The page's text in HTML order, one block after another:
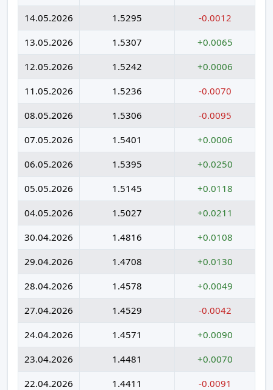
14.05.2026
1.5295
-0.0012
13.05.2026
1.5307
+0.0065
12.05.2026
1.5242
+0.0006
11.05.2026
1.5236
-0.0070
08.05.2026
1.5306
-0.0095
07.05.2026
1.5401
+0.0006
06.05.2026
1.5395
+0.0250
05.05.2026
1.5145
+0.0118
04.05.2026
1.5027
+0.0211
30.04.2026
1.4816
+0.0108
29.04.2026
1.4708
+0.0130
28.04.2026
1.4578
+0.0049
27.04.2026
1.4529
-0.0042
24.04.2026
1.4571
+0.0090
23.04.2026
1.4481
+0.0070
22.04.2026
1.4411
-0.0091